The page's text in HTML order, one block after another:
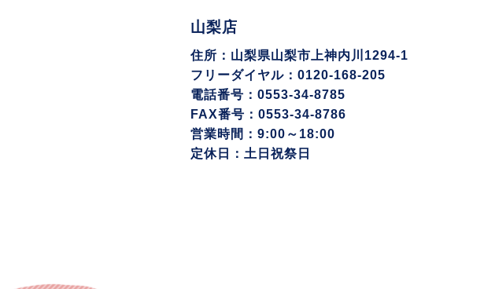
山梨店
住所：山梨県山梨市上神内川1294-1
フリーダイヤル：0120-168-205
電話番号：0553-34-8785
FAX番号：0553-34-8786
営業時間：9:00～18:00
定休日：土日祝祭日